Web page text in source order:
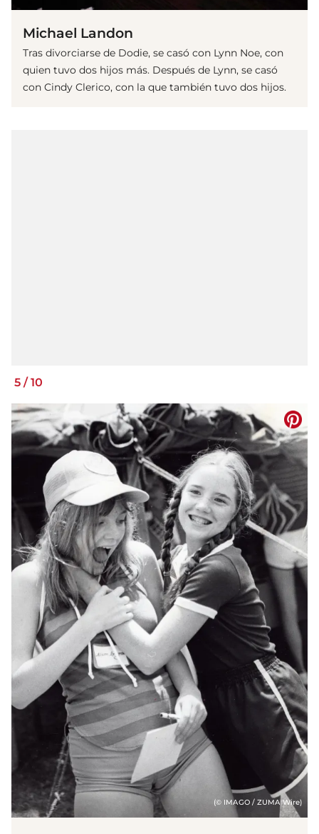
Michael Landon
Tras divorciarse de Dodie, se casó con Lynn Noe, con
quien tuvo dos hijos más. Después de Lynn, se casó
con Cindy Clerico, con la que también tuvo dos hijos.
5 / 10
(© IMAGO / ZUMA Wire)